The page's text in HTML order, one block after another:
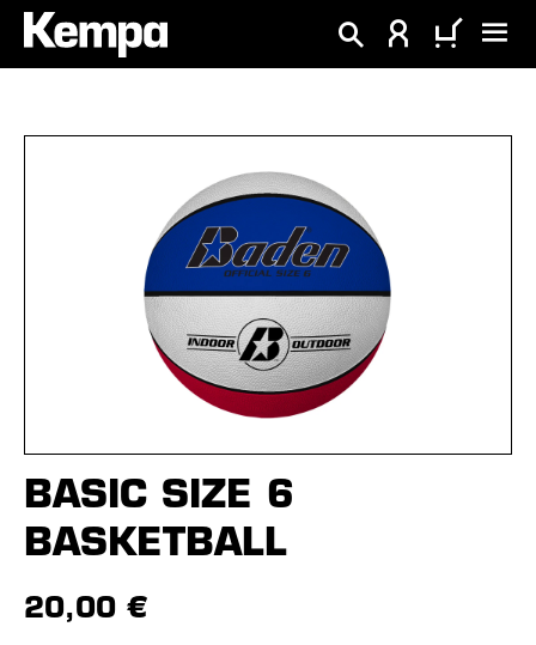
springen
BASIC SIZE 6
BASKETBALL
20,00 €